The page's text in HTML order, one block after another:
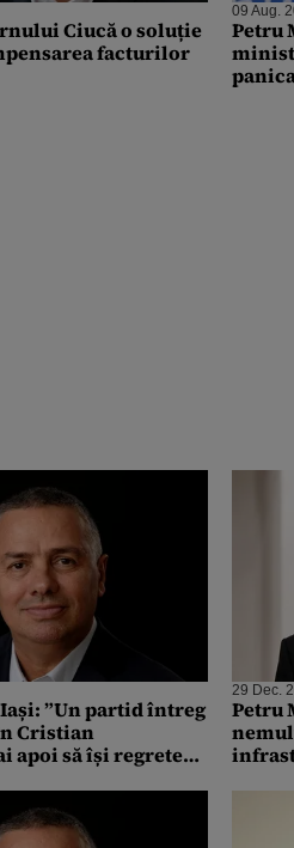
Ciucă o soluție
facturilor
09 Aug.
Petru
”Un partid întreg
Cristian
apoi să își regrete
29 Dec.
Petru
când